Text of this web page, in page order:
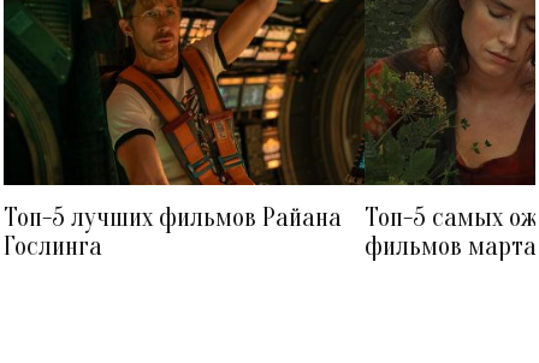
Топ-5 лучших фильмов Райана
Гослинга
Топ-5 самых
фильмов